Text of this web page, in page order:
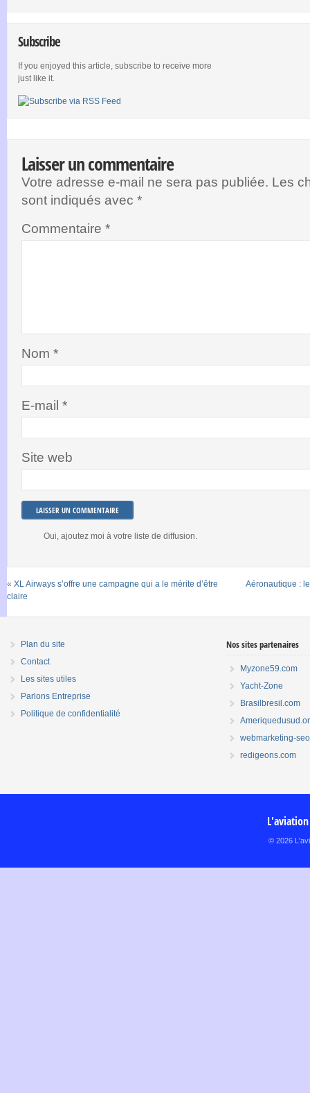
Subscribe
If you enjoyed this article, subscribe to receive more
just like it.
Laisser un commentaire
Votre adresse e-mail ne sera pas publiée. Les
sont indiqués avec *
Commentaire *
Nom *
E-mail *
Site web
Oui, ajoutez moi à votre liste de diffusion.
« XL Airways s’offre une campagne qui a le mérite d’être
claire
Aéronautique :
Plan du site
Contact
Les sites utiles
Parlons Entreprise
Politique de confidentialité
Nos sites partenaires
Myzone59.com
Yacht-Zone
Brasilbresil.com
webmarketing-
redigeons.com
© 2026